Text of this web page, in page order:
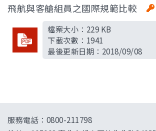
飛航與客艙組員之國際規範比較
檔案大小： 229 KB
下載次數： 1941
最後更新日期： 2018/09/08
服務電話：0800-211798